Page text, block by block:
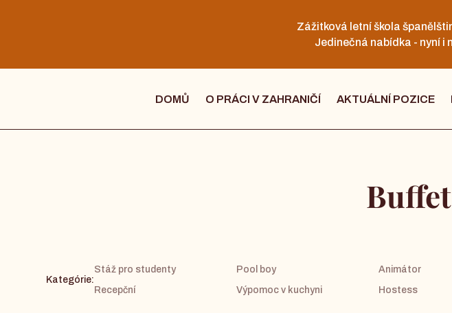
Zážitková letní škola
Jedinečná nabídka - nyní i
DOMŮ O PRÁCI V ZAHRANIČÍ AKTUÁLNÍ POZICE
Kategórie:
Stáž pro studenty Pool boy Animátor
Recepční
Výpomoc v kuchyni Hostess